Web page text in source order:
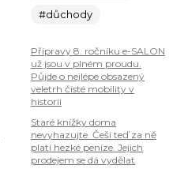
#důchody
Přípravy 8. ročníku e-SALON
už jsou v plném proudu.
Půjde o nejlépe obsazený
veletrh čisté mobility v
historii
Staré knížky doma
nevyhazujte. Češi teď za ně
platí hezké peníze. Jejich
prodejem se dá vydělat